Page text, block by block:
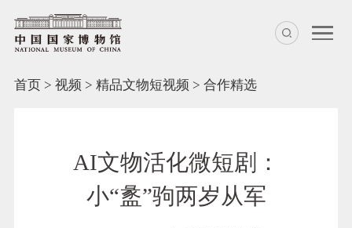
首页> 视频 > 精品文物短视频 > 合作精选
AI文物活化微短剧：
小“盠”驹两岁从军